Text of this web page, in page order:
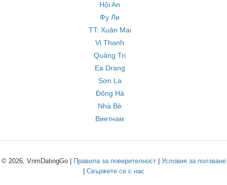
Hội An
Фу Ли
TT. Xuân Mai
Vị Thanh
Quảng Trị
Ea Drang
Sơn La
Đông Hà
Nhà Bè
Виетнам
© 2026, VnmDatingGo | Правила за поверителност| Условия за ползване
Свържете се с нас